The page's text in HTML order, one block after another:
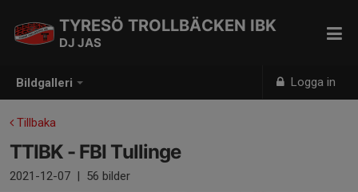
Bildgalleri Logga in
TYRESÖ TROLLBÄCKEN IBK
DJ JAS
Tillbaka
TTIBK - FBI Tullinge
2021-12-07 | 56 bilder